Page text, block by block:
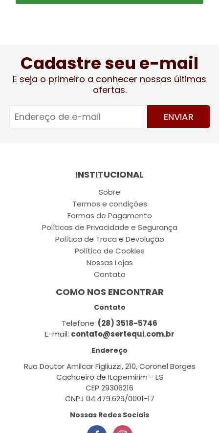
Cadastre seu e-mail
E seja o primeiro a conhecer nossas últimas
ofertas.
ENVIAR
INSTITUCIONAL
Sobre
Termos e condições
Formas de Pagamento
Políticas de Privacidade e Segurança
Política de Troca e Devolução
Política de Cookies
Nossas Lojas
Contato
COMO NOS ENCONTRAR
Contato
Telefone: (28) 3518-5746
E-mail: contato@sertequi.com.br
Endereço
Rua Doutor Amilcar Figliuzzi, 210, Coronel Borges
Cachoeiro de Itapemirim - ES
CEP 29306216
CNPJ 04.479.629/0001-17
Nossas Redes Sociais